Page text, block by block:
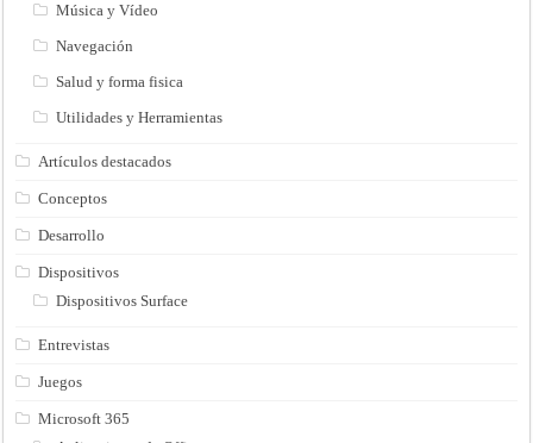
Música y Vídeo
Navegación
Salud y forma fisica
Utilidades y Herramientas
Artículos destacados
Conceptos
Desarrollo
Dispositivos
Dispositivos Surface
Entrevistas
Juegos
Microsoft 365